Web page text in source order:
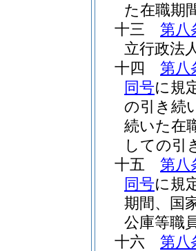
た在職期
十三
第八
立行政法
十四
第八
同号に規
の引き続
続いた在
しての引
十五
第八
同号に規
期間、国
公庫等職
十六
第八